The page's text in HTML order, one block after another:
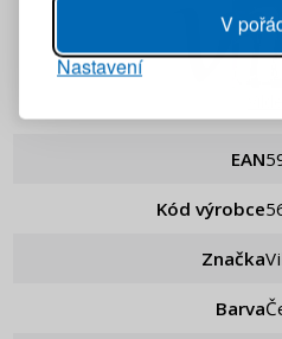
V
Nastavení
EAN
Kód výrobce
Značka
Barva